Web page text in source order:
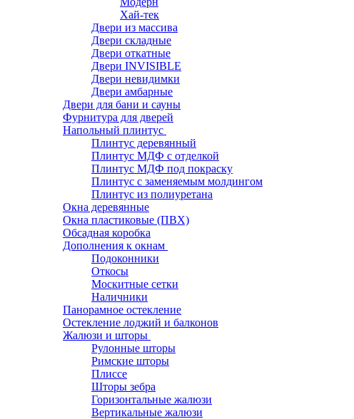
Хай-тек
Двери из массива
Двери складные
Двери откатные
Двери INVISIBLE
Двери невидимки
Двери амбарные
Двери для бани и сауны
Фурнитура для дверей
Напольный плинтус
Плинтус деревянный
Плинтус МДФ с отделкой
Плинтус МДФ под покраску
Плинтус с заменяемым молдингом
Плинтус из полиуретана
Окна деревянные
Окна пластиковые (ПВХ)
Обсадная коробка
Дополнения к окнам
Подоконники
Откосы
Москитные сетки
Наличники
Панорамное остекление
Остекление лоджий и балконов
Жалюзи и шторы
Рулонные шторы
Римские шторы
Плиссе
Шторы зебра
Горизонтальные жалюзи
Вертикальные жалюзи